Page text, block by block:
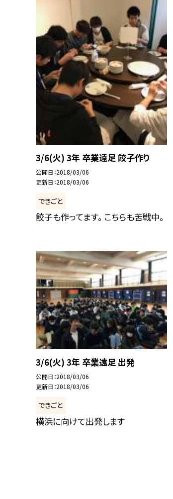
3/6(火) 3年 卒業遠足 餃子作り
公開日 2018/03/06
更新日 2018/03/06
できごと
餃子も作ってます。 こちらも苦戦中。
3/6(火) 3年 卒業遠足 出発
公開日 2018/03/06
更新日 2018/03/06
できごと
横浜に向けて出発します